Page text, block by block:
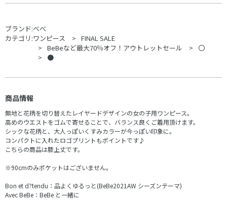
ブランド:べべ
カテゴリ:ワンピース
FINAL SALE
BeBeなど最大70％オフ！アウトレットセール
〇
●
商品情報
無地と花柄を切り替えたレイヤードデザインの女の子用ワンピース。
高めのウエストをゴムで寄せることで、バランス良くご着用頂けます。
シックな花柄と、大人っぽいくすみカラーが今っぽい印象に。
コンパクトに入れたロゴプリントもポイントです♪
こちらの商品は膝上丈です。
※90cmのみポケットはございません。
Bon et d?tendu：品よくゆるっと(BeBe2021AW シーズンテーマ)
Avec BeBe：BeBe と一緒に